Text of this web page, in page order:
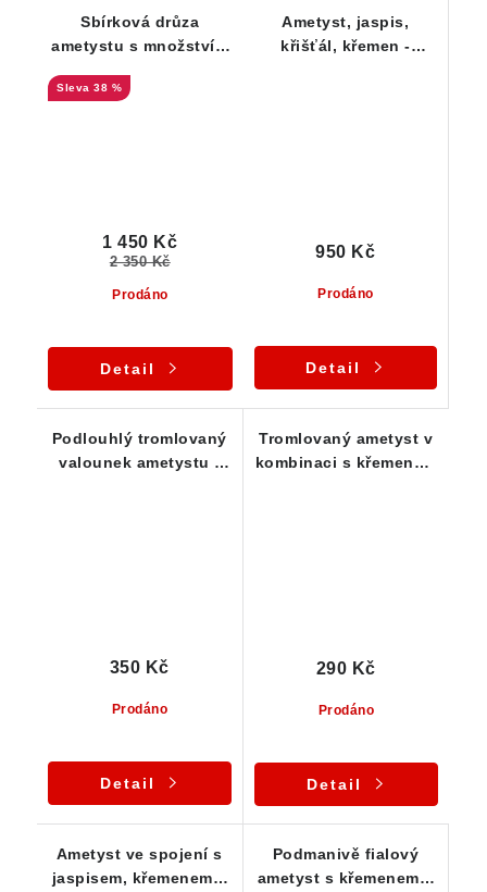
Sbírková drůza
ametystu s množstvím
špiček
38 %
Prodáno
1 450 Kč
2 350 Kč
Detail
Ametyst, jaspis,
křišťál, křemen -
Prodáno
950 Kč
Detail
Podlouhlý tromlovaný
valounek ametystu -
Prodáno
350 Kč
Detail
Tromlovaný ametyst v
kombinaci s křemenem
Prodáno
290 Kč
Detail
Ametyst ve spojení s
jaspisem, křemenem a
Podmanivě fialový
ametyst s křemenem a